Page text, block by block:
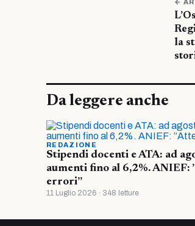
←
la
Da leggere anche
REDAZIONE
Stipendi docenti e ATA: ad
aumenti fino al 6,2%. ANIEF:
errori”
11 Luglio 2026 · 348 letture